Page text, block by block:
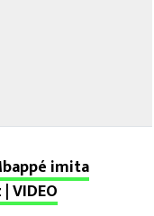
imita
VIDEO